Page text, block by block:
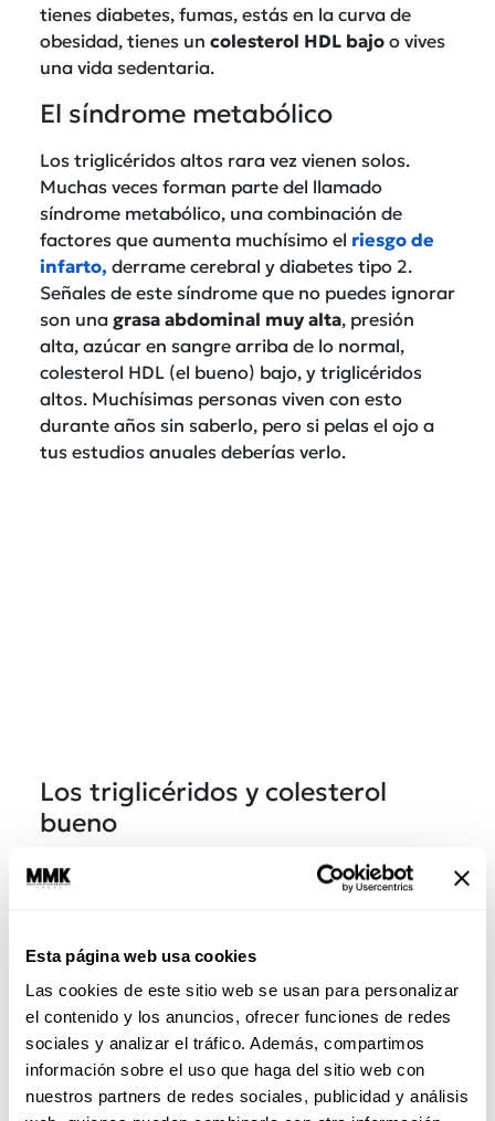
Esta página web usa cookies
Las cookies de este sitio web se usan para personalizar
el contenido y los anuncios, ofrecer funciones de redes
sociales y analizar el tráfico. Además, compartimos
información sobre el uso que haga del sitio web con
nuestros partners de redes sociales, publicidad y análisis
tienes diabetes, fumas, estás en la curva de
obesidad, tienes un colesterol HDL bajo o vives
una vida sedentaria.
El síndrome metabólico
Los triglicéridos altos rara vez vienen solos.
Muchas veces forman parte del llamado
síndrome metabólico, una combinación de
factores que aumenta muchísimo el riesgo de
infarto, derrame cerebral y diabetes tipo 2.
Señales de este síndrome que no puedes ignorar
son una grasa abdominal muy alta, presión
alta, azúcar en sangre arriba de lo normal,
colesterol HDL (el bueno) bajo, y triglicéridos
altos. Muchísimas personas viven con esto
durante años sin saberlo, pero si pelas el ojo a
tus estudios anuales deberías verlo.
Los triglicéridos y colesterol
bueno
Existe una conexión importantísima entre los
triglicéridos y el HDL
que te puede ayudar a
cuandolos triglicéridos suben, el HDL baja y
mejorar. Ahora, no esperes a ver esta relación
para atenderte. Los niveles altos de triglicéridos
ya se consideran un factor deriesgo
cardiovascular,incluso si tu colesterol no
parece tan alarmante. Puedes tener el